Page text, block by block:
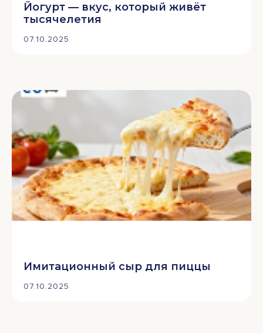
Йогурт — вкус, который живёт
тысячелетия
07.10.2025
Имитационный сыр для пиццы
07.10.2025